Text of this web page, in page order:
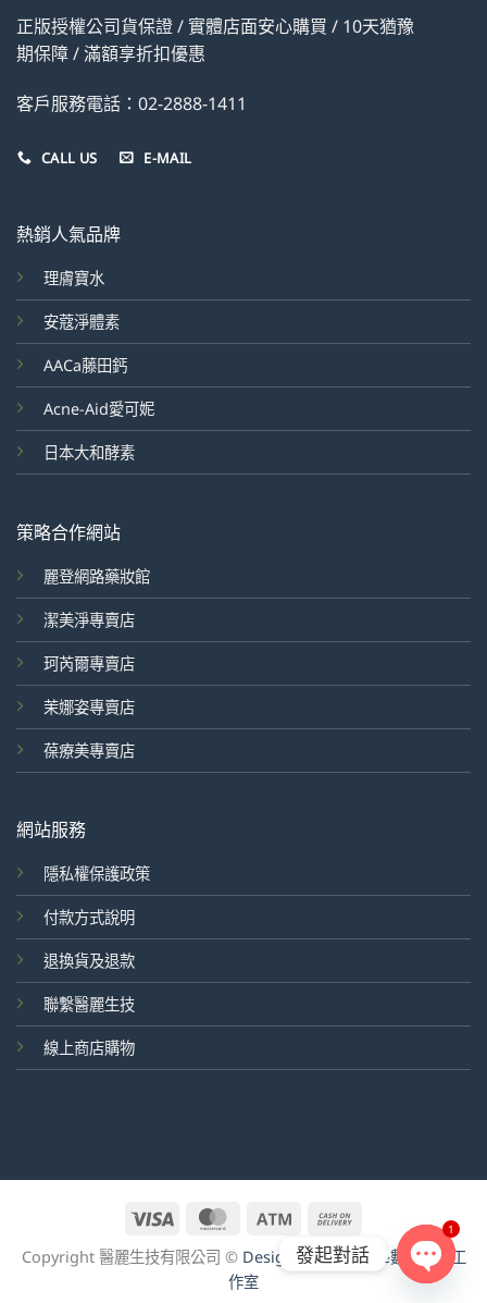
正版授權公司貨保證 / 實體店面安心購買 / 10天猶豫
期保障 / 滿額享折扣優惠
客戶服務電話：02-2888-1411
CALL US E-MAIL
熱銷人氣品牌
理膚寶水
安蔻淨體素
AACa藤田鈣
Acne-Aid愛可妮
日本大和酵素
策略合作網站
麗登網路藥妝館
潔美淨專賣店
珂芮爾專賣店
茉娜姿專賣店
葆療美專賣店
網站服務
隱私權保護政策
付款方式說明
退換貨及退款
聯繫醫麗生技
線上商店購物
Visa MasterCard
Atm
On
Delivery
Copyright 醫麗生技有限公司 © Design by goodface數位行銷工
作室
發起對話
1